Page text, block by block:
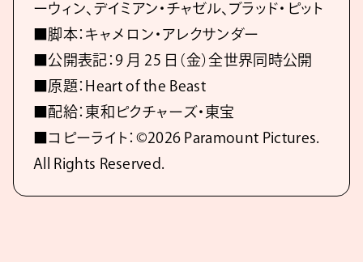
ーウィン、デイミアン・チャゼル、ブラッド・ピット
■脚本：キャメロン・アレクサンダー
■公開表記：9 月 25 日（金）全世界同時公開
■原題：Heart of the Beast
■配給：東和ピクチャーズ・東宝
■コピーライト：©2026 Paramount Pictures.
All Rights Reserved.